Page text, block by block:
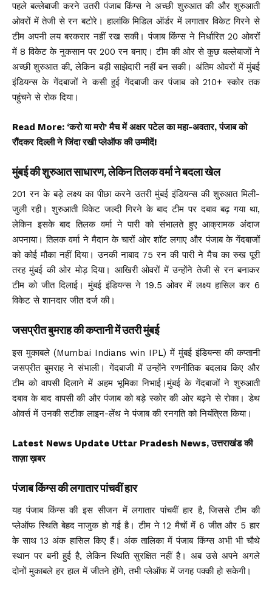
पहले बल्लेबाजी करने उतरी पंजाब किंग्स ने अच्छी शुरुआत की और शुरुआती
ओवरों में तेजी से रन बटोरे। हालांकि मिडिल ऑर्डर में लगातार विकेट गिरने से
टीम अपनी लय बरकरार नहीं रख सकी। पंजाब किंग्स ने निर्धारित 20 ओवरों
में 8 विकेट के नुकसान पर 200 रन बनाए। टीम की ओर से कुछ बल्लेबाजों ने
अच्छी शुरुआत की, लेकिन बड़ी साझेदारी नहीं बन सकी। अंतिम ओवरों में मुंबई
इंडियन्स के गेंदबाजों ने कसी हुई गेंदबाजी कर पंजाब को 210+ स्कोर तक
पहुंचने से रोक दिया।
Read More: ‘करो या मरो’ मैच में अक्षर पटेल का महा-अवतार, पंजाब को
रौंदकर दिल्ली ने जिंदा रखी प्लेऑफ की उम्मीदें!
मुंबई की शुरुआत साधारण, लेकिन तिलक वर्मा ने बदला खेल
201 रन के बड़े लक्ष्य का पीछा करने उतरी मुंबई इंडियन्स की शुरुआत मिली-
जुली रही। शुरुआती विकेट जल्दी गिरने के बाद टीम पर दबाव बढ़ गया था,
लेकिन इसके बाद तिलक वर्मा ने पारी को संभालते हुए आक्रामक अंदाज
अपनाया। तिलक वर्मा ने मैदान के चारों ओर शॉट लगाए और पंजाब के गेंदबाजों
को कोई मौका नहीं दिया। उनकी नाबाद 75 रन की पारी ने मैच का रुख पूरी
तरह मुंबई की ओर मोड़ दिया। आखिरी ओवरों में उन्होंने तेजी से रन बनाकर
टीम को जीत दिलाई। मुंबई इंडियन्स ने 19.5 ओवर में लक्ष्य हासिल कर 6
विकेट से शानदार जीत दर्ज की।
जसप्रीत बुमराह की कप्तानी में उतरी मुंबई
इस मुकाबले (Mumbai Indians win IPL) में मुंबई इंडियन्स की कप्तानी
जसप्रीत बुमराह ने संभाली। गेंदबाजी में उन्होंने रणनीतिक बदलाव किए और
टीम को वापसी दिलाने में अहम भूमिका निभाई।मुंबई के गेंदबाजों ने शुरुआती
दबाव के बाद वापसी की और पंजाब को बड़े स्कोर की ओर बढ़ने से रोका। डेथ
ओवर्स में उनकी सटीक लाइन-लेंथ ने पंजाब की रनगति को नियंत्रित किया।
Latest News Update Uttar Pradesh News, उत्तराखंड की
ताज़ा ख़बर
पंजाब किंग्स की लगातार पांचवीं हार
यह पंजाब किंग्स की इस सीजन में लगातार पांचवीं हार है, जिससे टीम की
प्लेऑफ स्थिति बेहद नाजुक हो गई है। टीम ने 12 मैचों में 6 जीत और 5 हार
के साथ 13 अंक हासिल किए हैं। अंक तालिका में पंजाब किंग्स अभी भी चौथे
स्थान पर बनी हुई है, लेकिन स्थिति सुरक्षित नहीं है। अब उसे अपने अगले
दोनों मुकाबले हर हाल में जीतने होंगे, तभी प्लेऑफ में जगह पक्की हो सकेगी।